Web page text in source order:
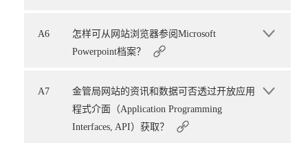
A6
怎样可从网站浏览器参阅Microsoft
Powerpoint档案？
A7
金管局网站的资讯和数据可否透过开放应用
程式介面（Application Programming
Interfaces, API）获取？